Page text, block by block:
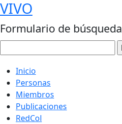
VIVO
Formulario de búsqueda
Inicio
Personas
Miembros
Publicaciones
RedCol